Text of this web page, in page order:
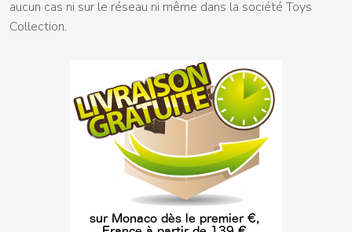
aucun cas ni sur le réseau ni même dans la société Toys
Collection.